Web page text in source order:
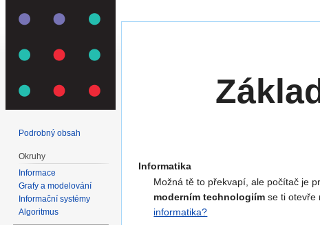
Informatika
Možná tě to překvapí, ale počítač je
moderním technologiím se ti otevře
informatika?
Podrobný obsah
Okruhy
Informace
Grafy a modelování
Informační systémy
Algoritmus